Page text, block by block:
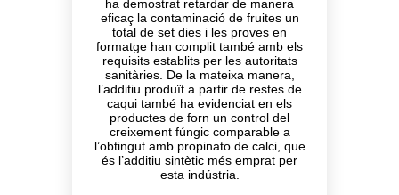
ha demostrat retardar de manera
eficaç la contaminació de fruites un
total de set dies i les proves en
formatge han complit també amb els
requisits establits per les autoritats
sanitàries. De la mateixa manera,
l’additiu produït a partir de restes de
caqui també ha evidenciat en els
productes de forn un control del
creixement fúngic comparable a
l’obtingut amb propinato de calci, que
és l’additiu sintètic més emprat per
esta indústria.